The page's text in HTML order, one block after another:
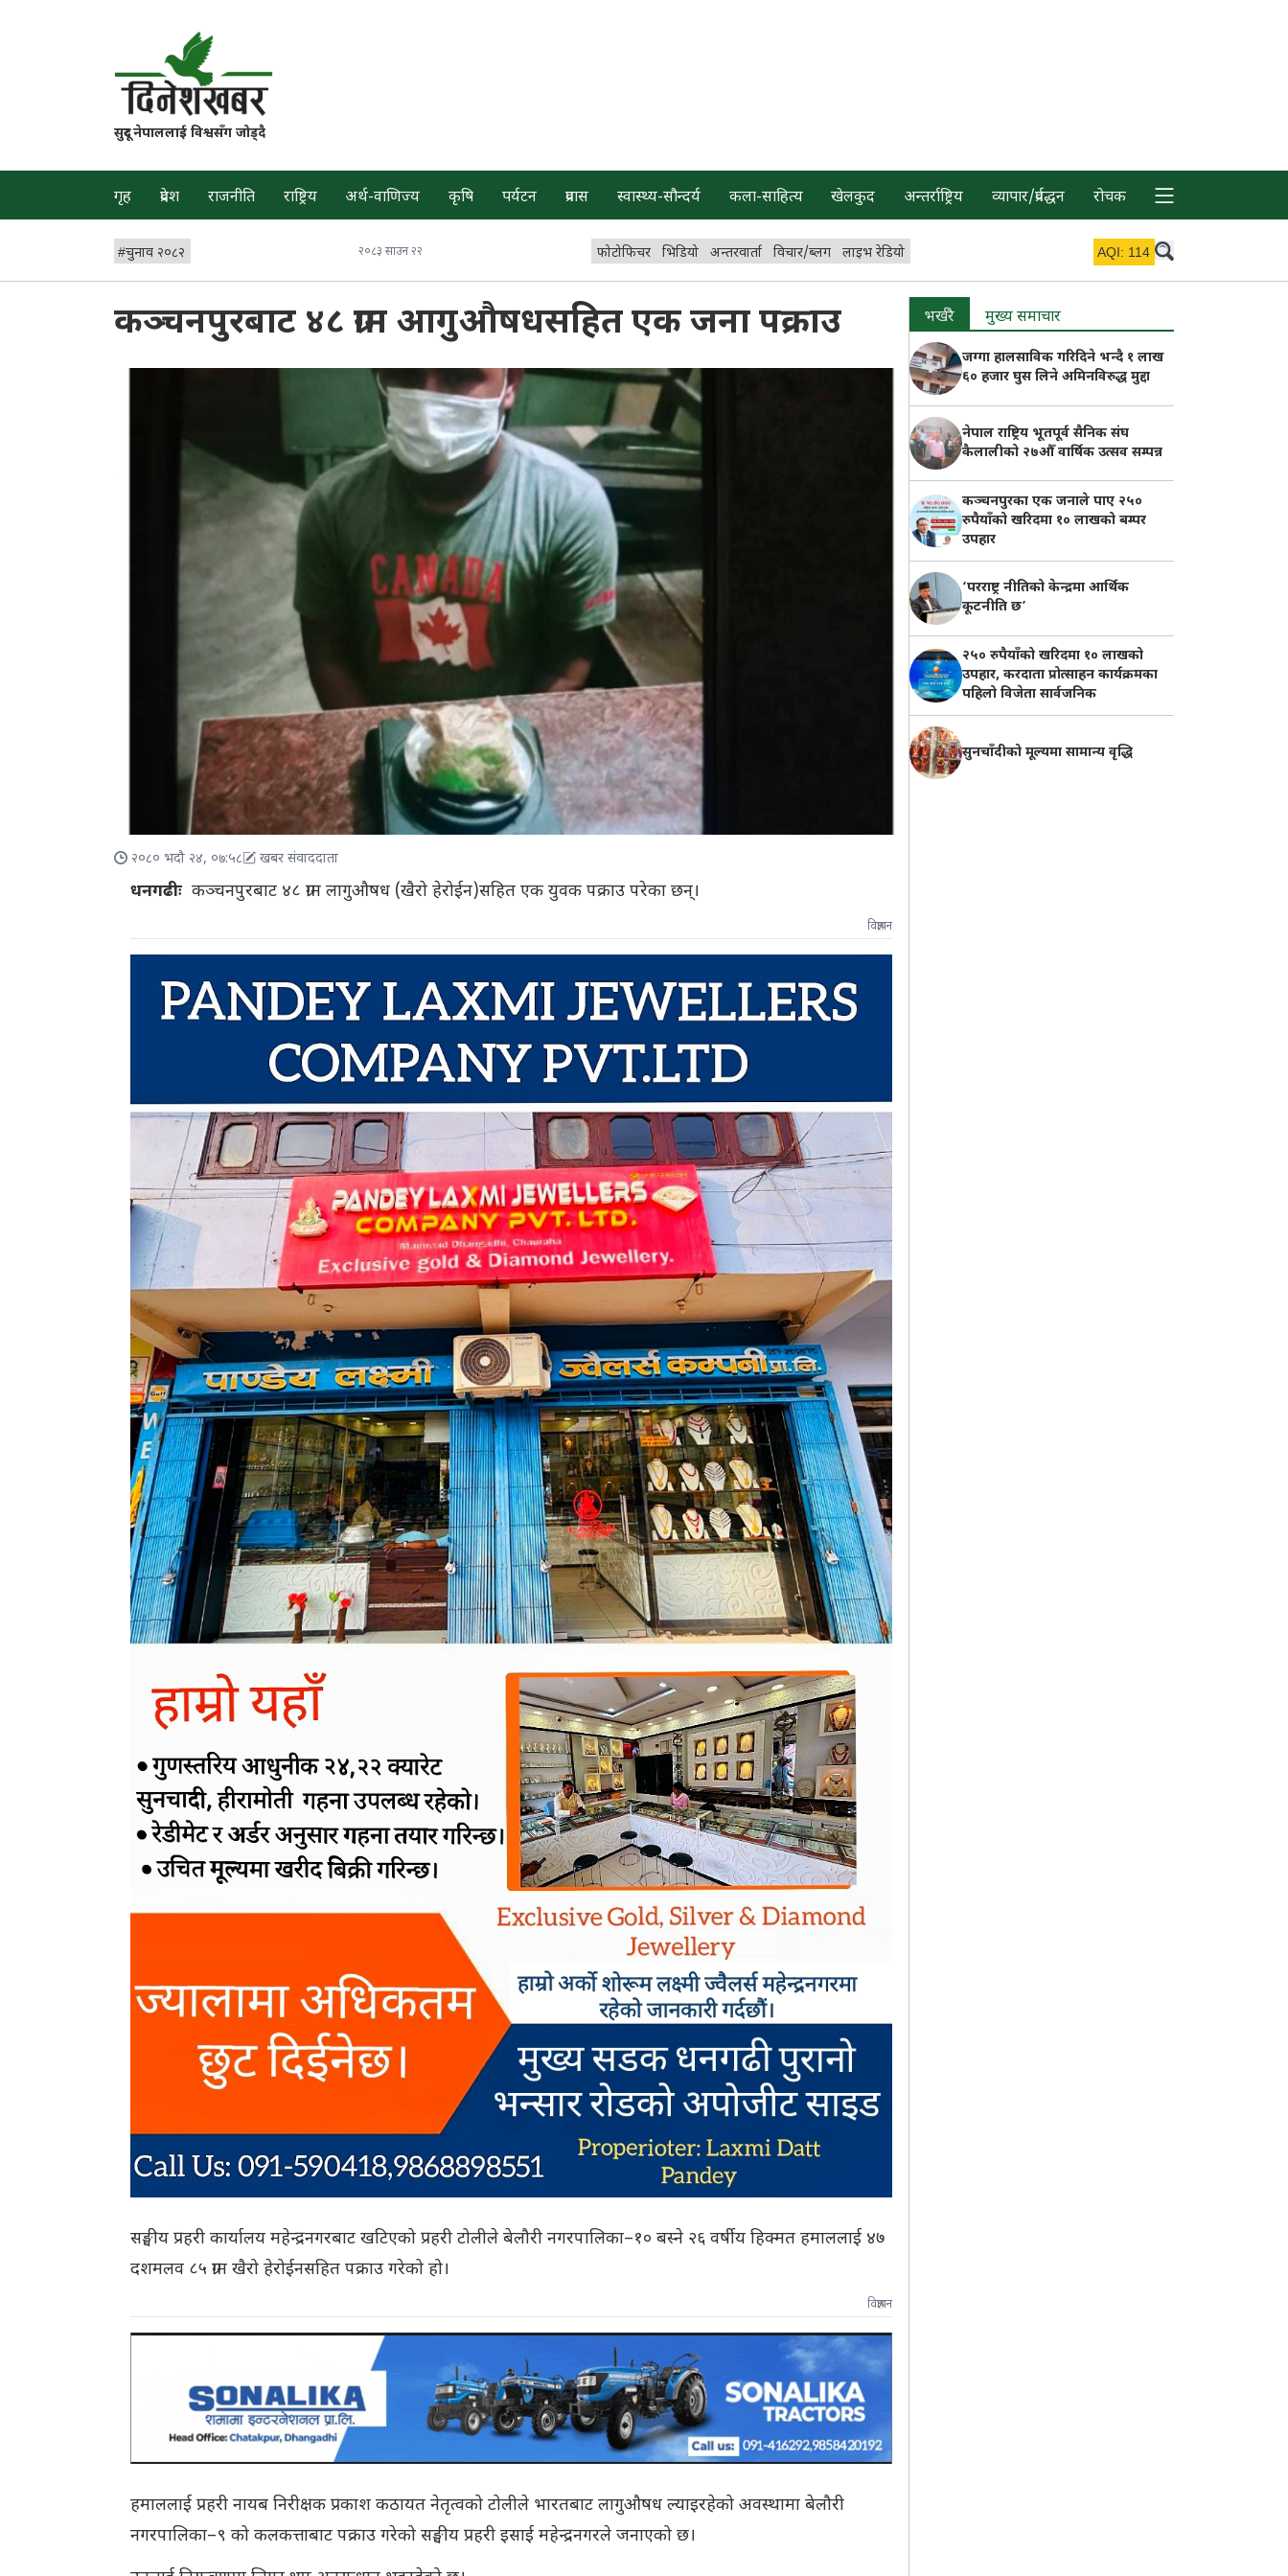
सुदूर नेपाललाई विश्वसँग जोड्दै
गृह प्रदेश राजनीति राष्ट्रिय अर्थ-वाणिज्य कृषि पर्यटन प्रवास स्वास्थ्य-सौन्दर्य कला-साहित्य खेलकुद अन्तर्राष्ट्रिय व्यापार/प्रर्वद्धन रोचक
#चुनाव २०८२ २०८३ साउन २२ फोटोफिचर भिडियो अन्तरवार्ता विचार/ब्लग लाइभ रेडियो AQI: 114
कञ्चनपुरबाट ४८ ग्राम आगुऔषधसहित एक जना पक्राउ
२०८० भदौ २४, ०७:५८ खबर संवाददाता
धनगढीः कञ्चनपुरबाट ४८ ग्राम लागुऔषध (खैरो हेरोईन)सहित एक युवक पक्राउ परेका छन्।
विज्ञापन
सङ्घीय प्रहरी कार्यालय महेन्द्रनगरबाट खटिएको प्रहरी टोलीले बेलौरी नगरपालिका–१० बस्ने २६ वर्षीय हिक्मत हमाललाई ४७
दशमलव ८५ ग्राम खैरो हेरोईनसहित पक्राउ गरेको हो।
विज्ञापन
हमाललाई प्रहरी नायब निरीक्षक प्रकाश कठायत नेतृत्वको टोलीले भारतबाट लागुऔषध ल्याइरहेको अवस्थामा बेलौरी
नगरपालिका–९ को कलकत्ताबाट पक्राउ गरेको सङ्घीय प्रहरी इसाई महेन्द्रनगरले जनाएको छ।
भर्खरै मुख्य समाचार
जग्गा हालसाविक गरिदिने भन्दै १ लाख
६० हजार घुस लिने अमिनविरुद्ध मुद्दा
नेपाल राष्ट्रिय भूतपूर्व सैनिक संघ
कैलालीको २७औँ वार्षिक उत्सव सम्पन्न
कञ्चनपुरका एक जनाले पाए २५०
रुपैयाँको खरिदमा १० लाखको बम्पर
उपहार
‘परराष्ट्र नीतिको केन्द्रमा आर्थिक
कूटनीति छ’
२५० रुपैयाँको खरिदमा १० लाखको
उपहार, करदाता प्रोत्साहन कार्यक्रमका
पहिलो विजेता सार्वजनिक
सुनचाँदीको मूल्यमा सामान्य वृद्धि